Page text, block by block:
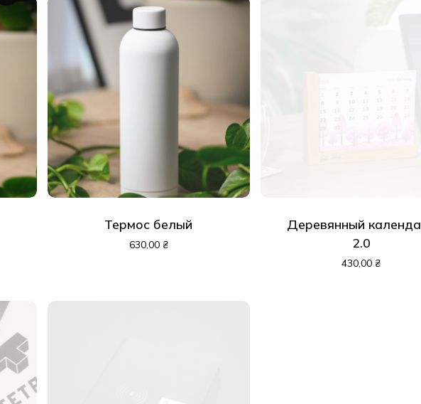
Термос белый
630,00 ₴
Деревянный
2.0
430,00 ₴